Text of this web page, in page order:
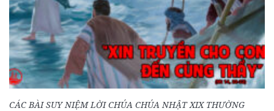
CÁC BÀI SUY NIỆM LỜI CHÚA CHÚA NHẬT XIX THƯỜNG